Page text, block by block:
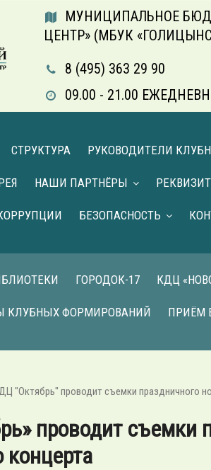
МУНИЦИПАЛЬНОЕ
ЦЕНТР» (МБУК
8 (495) 363 29 90
09.00 - 21.00
СТРУКТУРА РУКОВОДИТЕЛИ
НАШИ ПАРТНЁРЫ
БЕЗОПАСНОСТЬ
ГОРОДОК-17 КДЦ
КЛУБНЫХ ФОРМИРОВАНИЙ ПРИЁМ
"Октябрь" проводит съемки праздничного
проводит съемки
концерта